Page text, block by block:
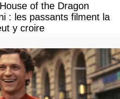
of the Dragon
: les passants filment la
y croire